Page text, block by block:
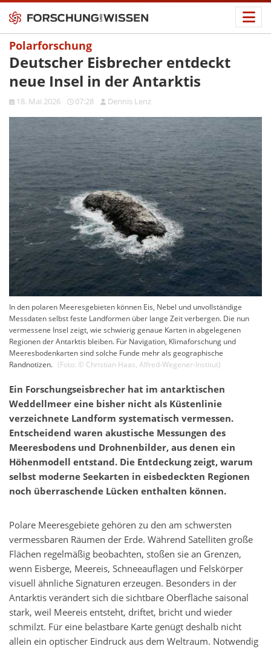
Polarforschung
Deutscher Eisbrecher entdeckt
neue Insel in der Antarktis
18. Mai 2026 07:28 Dennis Lenz
In den polaren Meeresgebieten können Eis, Nebel und unvollständige
Messdaten selbst feste Landformen über lange Zeit verbergen. Die nun
vermessene Insel zeigt, wie schwierig genaue Karten in abgelegenen
Regionen der Antarktis bleiben. Für Navigation, Klimaforschung und
Meeresbodenkarten sind solche Funde mehr als geographische
Randnotizen. (Foto: © Christian Haas, Alfred-Wegener-Institut)
Ein Forschungseisbrecher hat im antarktischen
Weddellmeer eine bisher nicht als Küstenlinie
verzeichnete Landform systematisch vermessen.
Entscheidend waren akustische Messungen des
Meeresbodens und Drohnenbilder, aus denen ein
Höhenmodell entstand. Die Entdeckung zeigt, warum
selbst moderne Seekarten in eisbedeckten Regionen
noch überraschende Lücken enthalten können.
Polare Meeresgebiete gehören zu den am schwersten
vermessbaren Räumen der Erde. Während Satelliten große
Flächen regelmäßig beobachten, stoßen sie an Grenzen,
wenn Eisberge, Meereis, Schneeauflagen und Felskörper
visuell ähnliche Signaturen erzeugen. Besonders in der
Antarktis verändert sich die sichtbare Oberfläche saisonal
stark, weil Meereis entsteht, driftet, bricht und wieder
schmilzt. Für eine belastbare Karte genügt deshalb nicht
allein ein optischer Eindruck aus dem Weltraum. Notwendig